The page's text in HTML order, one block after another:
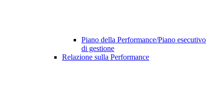
Piano della Performance/Piano esecutivo
di gestione
Relazione sulla Performance